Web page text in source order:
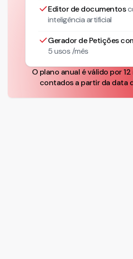
Editor de documentos
inteligência artificial
Gerador de Petições
5 usos /mês
O plano anual é válido por
contados a partir da data